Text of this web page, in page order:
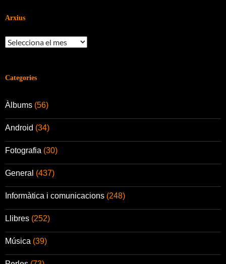
Arxius
Arxius
Categories
Àlbums (56)
Android (34)
Fotografia (30)
General (437)
Informàtica i comunicacions (248)
Llibres (252)
Música (39)